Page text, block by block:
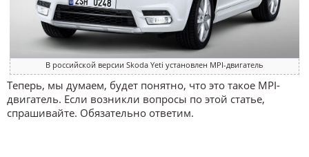
В российской версии Skoda Yeti установлен MPI-двигатель
Теперь, мы думаем, будет понятно, что это такое MPI-
двигатель. Если возникли вопросы по этой статье,
спрашивайте. Обязательно ответим.